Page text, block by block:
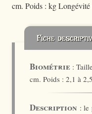
cm. Poids : kg Longévité
Fiche
Biométrie :
cm. Poids : 2,1 à
Description : le